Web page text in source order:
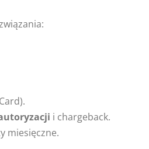
i chargeback.
miesięczne.